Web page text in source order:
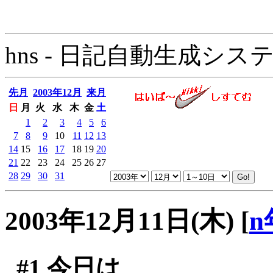
hns - 日記自動生成シス
先月 2003年12月
来月
日
月 火 水 木 金 土
1
2 3 4 5
6
7
8 9 10 11 12 13
14 15 16 17 18 19 20
21 22 23 24 25 26 27
28 29 30 31
2003年12月11日(木) [n